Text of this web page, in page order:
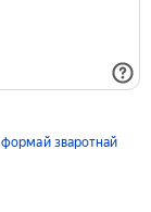
формай зваротнай